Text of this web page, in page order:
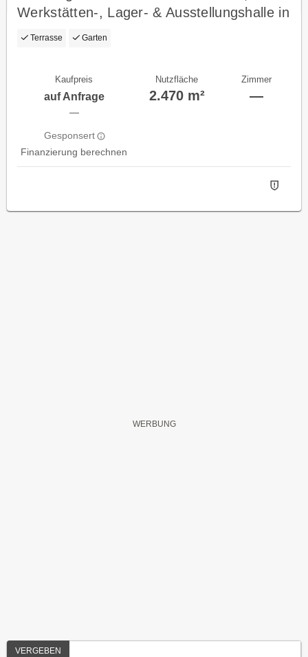
Werkstätten-, Lager- & Ausstellungshalle in
OÖ!!
Terrasse Garten
Kaufpreis
auf Anfrage
—
Gesponsert
Finanzierung berechnen
Nutzfläche
2.470 m²
Zimmer
—
VERGEBEN